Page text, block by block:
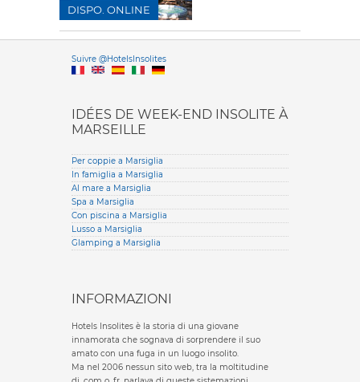
DISPO. ONLINE
Suivre @HotelsInsolitesVersione
IDÉES DE WEEK-END INSOLITE À
MARSEILLE
Per coppie a Marsiglia
In famiglia a Marsiglia
Al mare a Marsiglia
Spa a Marsiglia
Con piscina a Marsiglia
Lusso a Marsiglia
Glamping a Marsiglia
INFORMAZIONI
Hotels Insolites è la storia di una giovane
innamorata che sognava di sorprendere il suo
amato con una fuga in un luogo insolito.
Ma nel 2006 nessun sito web, tra la moltitudine